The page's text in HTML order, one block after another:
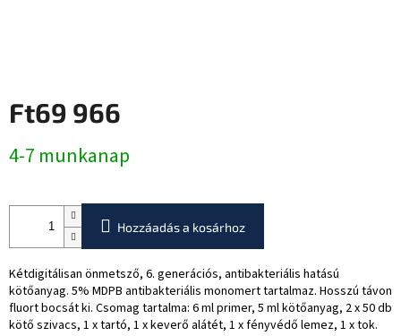
Ft69 966
4-7 munkanap
Hozzáadás a kosárhoz
Kétdigitálisan önmetsző, 6. generációs, antibakteriális hatású
kötőanyag. 5% MDPB antibakteriális monomert tartalmaz. Hosszú távon
fluort bocsát ki. Csomag tartalma: 6 ml primer, 5 ml kötőanyag, 2 x 50 db
kötő szivacs, 1 x tartó, 1 x keverő alátét, 1 x fényvédő lemez, 1 x tok.